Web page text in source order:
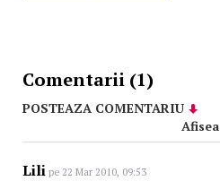
Comentarii (1)
POSTEAZA COMENTARIU
Lili pe 22 Mar 2010, 09:53